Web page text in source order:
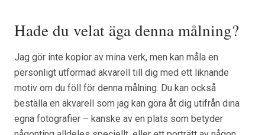
Hade du velat äga denna målning?
Jag gör inte kopior av mina verk, men kan måla en
personligt utformad akvarell till dig med ett liknande
motiv om du föll för denna målning. Du kan också
beställa en akvarell som jag kan göra åt dig utifrån dina
egna fotografier – kanske av en plats som betyder